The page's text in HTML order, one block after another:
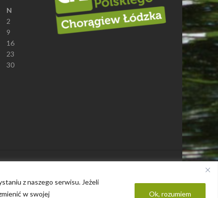
z naszego serwisu. Jeżeli
w swojej
Ok, rozumiem
N
2
9
16
23
30